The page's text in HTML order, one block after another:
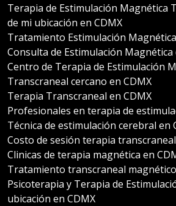
Terapia de Estimulación Magnética
de mi ubicación en CDMX
Tratamiento Estimulación
Consulta de Estimulación Magnética
Centro de Terapia de Estimulación
Transcraneal cercano en CDMX
Terapia Transcraneal en CDMX
Profesionales en terapia de
Técnica de estimulación cerebral en
Costo de sesión terapia
Clinicas de terapia magnética en
Tratamiento transcraneal
Psicoterapia y Terapia de
ubicación en CDMX